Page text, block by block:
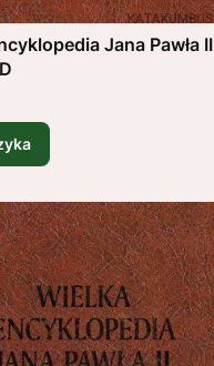
Jana Pawła II